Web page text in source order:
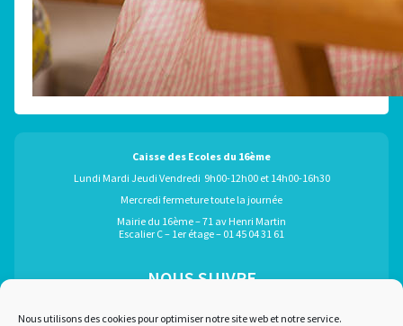
Nous utilisons des cookies pour optimiser notre site web et notre service.
Caisse des Ecoles du 16ème
Lundi Mardi Jeudi Vendredi 9h00-12h00 et 14h00-16h30
Mercredi fermeture toute la journée
Mairie du 16ème – 71 av Henri Martin
Escalier C – 1er étage – 01 45 04 31 61
NOUS SUIVRE